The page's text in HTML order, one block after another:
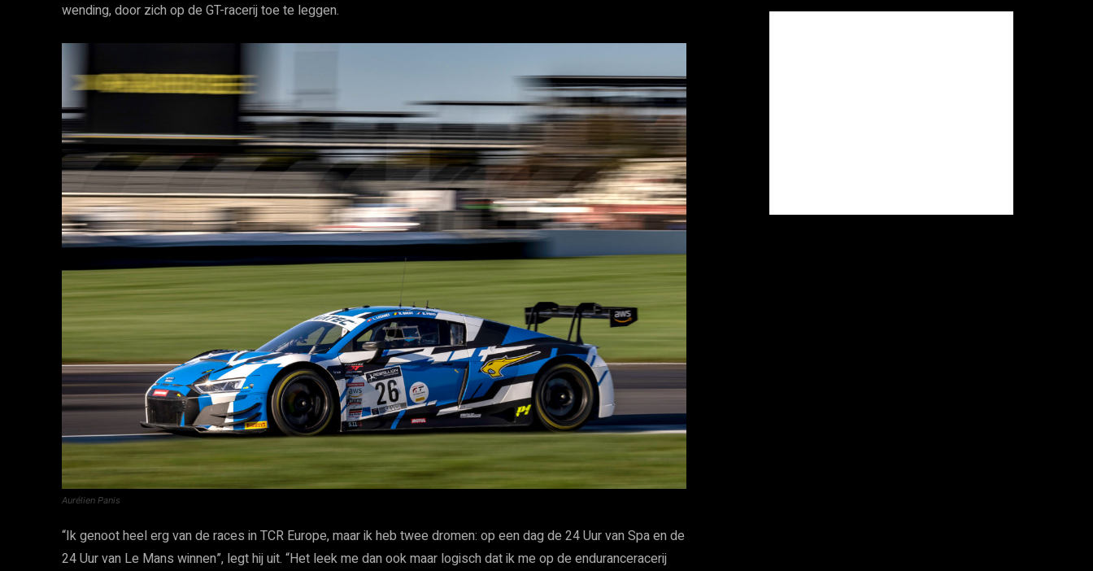
wending, door zich op de GT-racerij toe te leggen.
Aurélien Panis
“Ik genoot heel erg van de races in TCR Europe, maar ik heb twee dromen: op een dag de 24 Uur van Spa en de
24 Uur van Le Mans winnen”, legt hij uit. “Het leek me dan ook maar logisch dat ik me op de enduranceracerij